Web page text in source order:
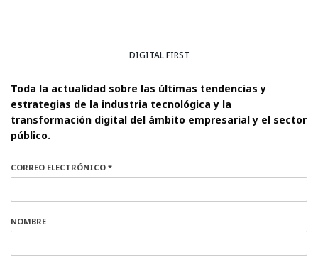
DIGITAL FIRST
Toda la actualidad sobre las últimas tendencias y
estrategias de la industria tecnológica y la
transformación digital del ámbito empresarial y el sector
público.
CORREO ELECTRÓNICO *
NOMBRE